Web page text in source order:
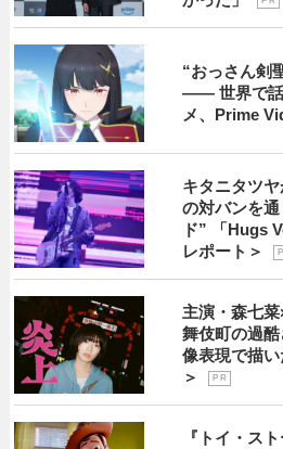
“おっさん剣
―― 世界で話
メ、Prime
キタニタツ
の対バンを
ド” 「Hugs
レポート＞
主演・森七
舞伎町の過
像表現で描
＞
P R
『トイ・ス